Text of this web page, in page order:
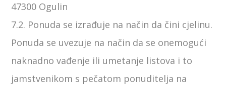
47300 Ogulin
7.2. Ponuda se izrađuje na način da čini cjelinu.
Ponuda se uvezuje na način da se onemogući
naknadno vađenje ili umetanje listova i to
jamstvenikom s pečatom ponuditelja na